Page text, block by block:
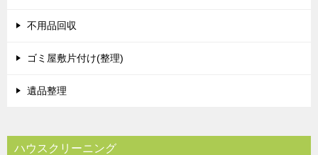
不用品回収
ゴミ屋敷片付け(整理)
遺品整理
ハウスクリーニング